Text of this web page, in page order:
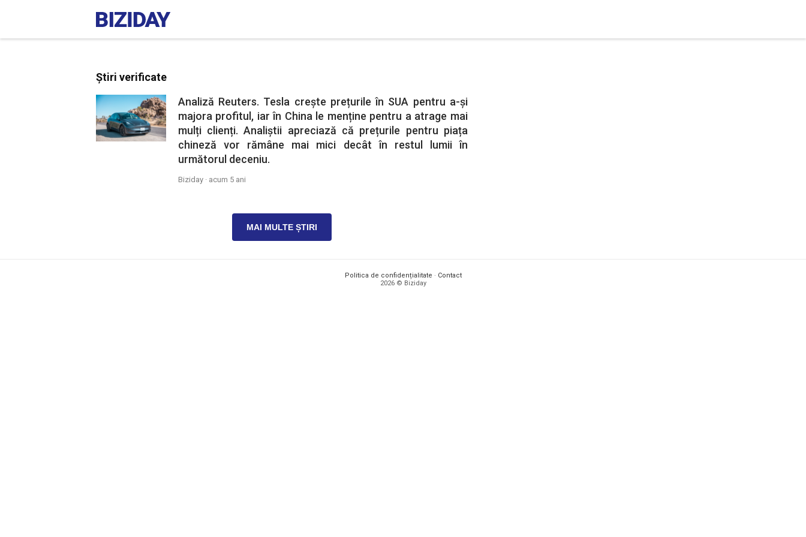
Știri verificate
Analiză Reuters. Tesla crește prețurile în SUA pentru a-și
majora profitul, iar în China le menține pentru a atrage mai
mulți clienți. Analiștii apreciază că prețurile pentru piața
chineză vor rămâne mai mici decât în restul lumii în
următorul deceniu.
Biziday · acum 5 ani
MAI MULTE ȘTIRI
Politica de confidențialitate · Contact
2026 © Biziday